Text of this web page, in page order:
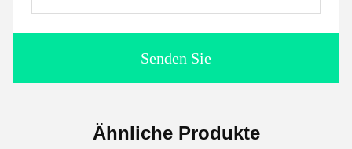
Senden Sie
Ähnliche Produkte